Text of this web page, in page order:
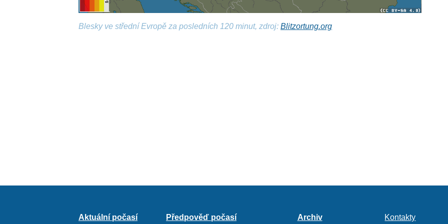
Blesky ve střední Evropě za posledních 120 minut, zdroj:Blitzortung.org
Aktuální počasí Předpověď počasí Archiv Kontakty